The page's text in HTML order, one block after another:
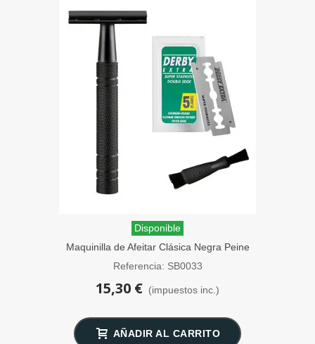
Disponible
Maquinilla de Afeitar Clásica Negra Peine
Cerrado SensaBien
Referencia: SB0033
15,30 € (impuestos inc.)
AÑADIR AL CARRITO